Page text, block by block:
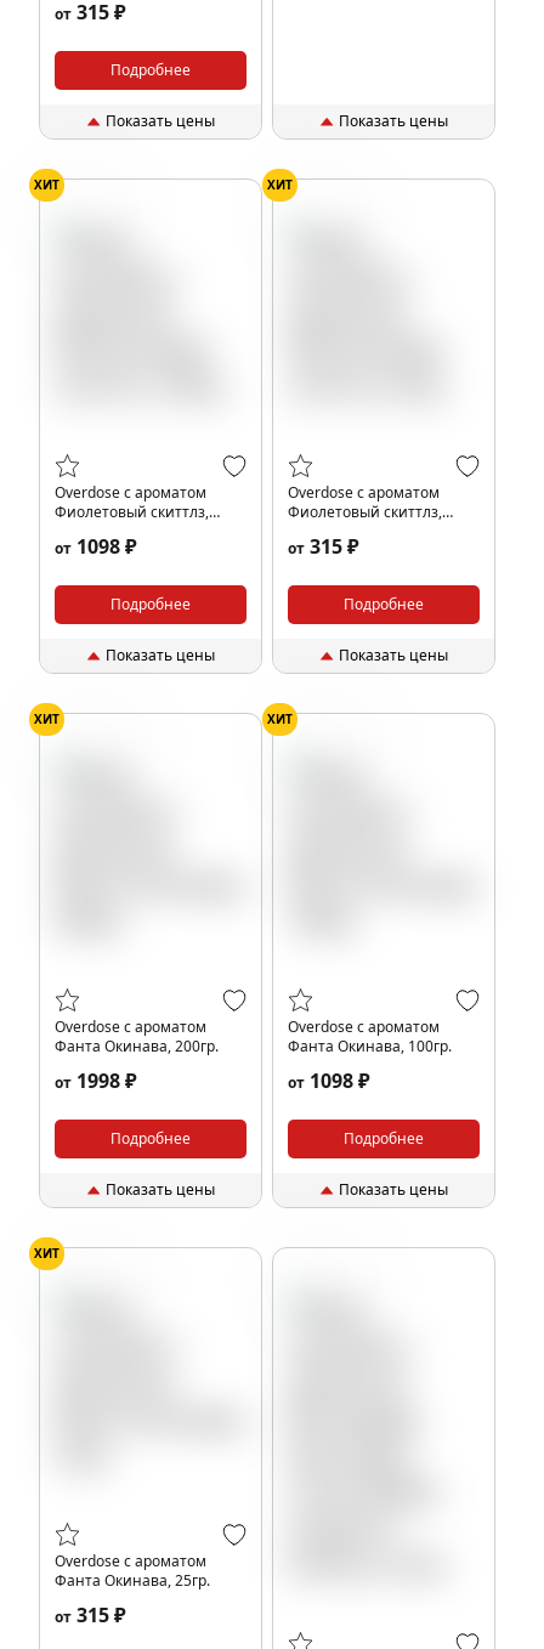
от 315 ₽
Подробнее
Показать цены Показать цены
ХИТ
Overdose с ароматом
Фиолетовый скиттлз,
от 1098 ₽
Подробнее
Показать цены
ХИТ
Overdose с ароматом
Фиолетовый скиттлз,
от 315 ₽
Подробнее
Показать цены
ХИТ
Overdose с ароматом
Фанта Окинава, 200гр.
от 1998 ₽
Подробнее
Показать цены
ХИТ
Overdose с ароматом
Фанта Окинава, 100гр.
от 1098 ₽
Подробнее
Показать цены
ХИТ
Overdose с ароматом
Фанта Окинава, 25гр.
от 315 ₽